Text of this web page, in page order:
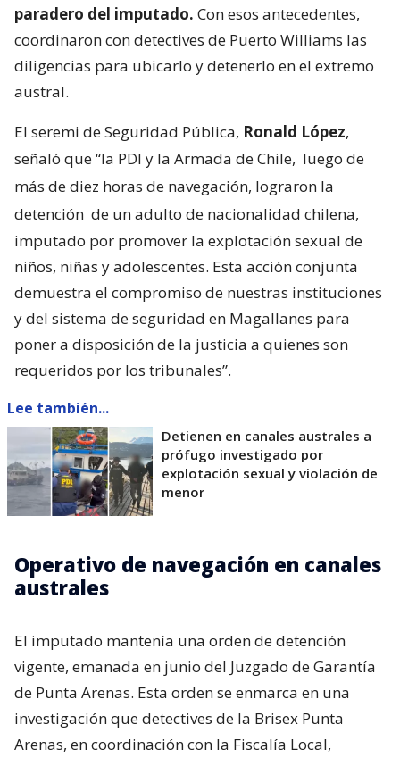
paradero del imputado. Con esos antecedentes,
coordinaron con detectives de Puerto Williams las
diligencias para ubicarlo y detenerlo en el extremo
austral.
El seremi de Seguridad Pública, Ronald López,
señaló que “la PDI y la Armada de Chile, luego de
más de diez horas de navegación, lograron la
detención de un adulto de nacionalidad chilena,
imputado por promover la explotación sexual de
niños, niñas y adolescentes. Esta acción conjunta
demuestra el compromiso de nuestras instituciones
y del sistema de seguridad en Magallanes para
poner a disposición de la justicia a quienes son
requeridos por los tribunales”.
Lee también...
Detienen en canales australes a
prófugo investigado por
explotación sexual y violación de
menor
Operativo de navegación en canales
australes
El imputado mantenía una orden de detención
vigente, emanada en junio del Juzgado de Garantía
de Punta Arenas. Esta orden se enmarca en una
investigación que detectives de la Brisex Punta
Arenas, en coordinación con la Fiscalía Local,